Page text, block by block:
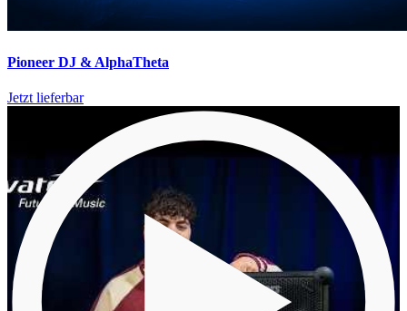
Pioneer DJ & AlphaTheta
Jetzt lieferbar